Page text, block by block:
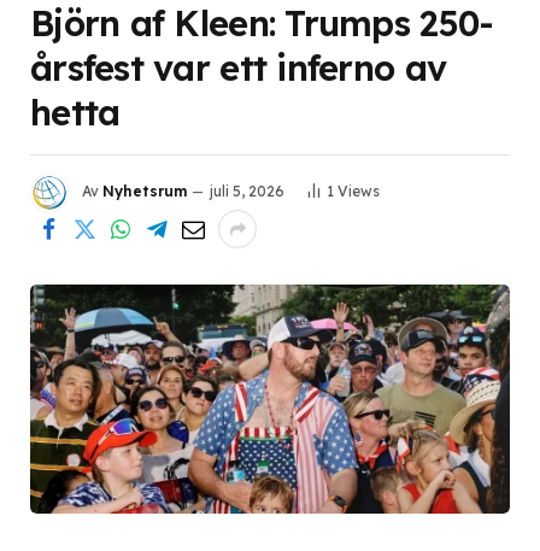
Björn af Kleen: Trumps 250-
årsfest var ett inferno av
hetta
Av Nyhetsrum juli 5, 2026 1 Views